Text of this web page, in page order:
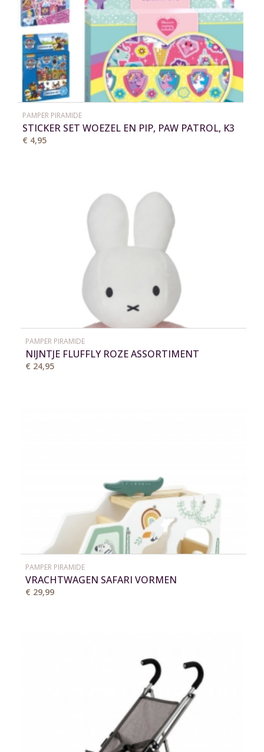
PAMPER PIRAMIDE
STICKER SET WOEZEL EN PIP, PAW PATROL, K3
€ 4,95
PAMPER PIRAMIDE
NIJNTJE FLUFFLY ROZE ASSORTIMENT
€ 24,95
PAMPER PIRAMIDE
VRACHTWAGEN SAFARI VORMEN
€ 29,99